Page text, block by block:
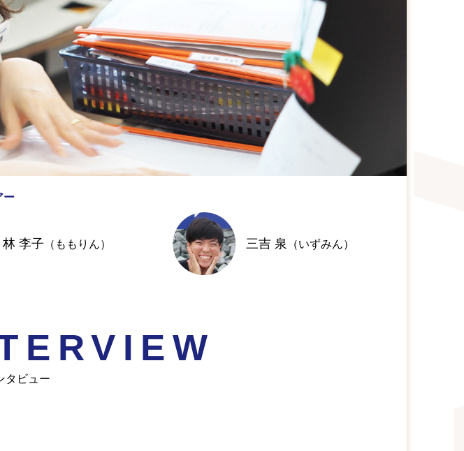
ー
林 李子 （ももりん） 三吉 泉 （いずみん）
タビュー